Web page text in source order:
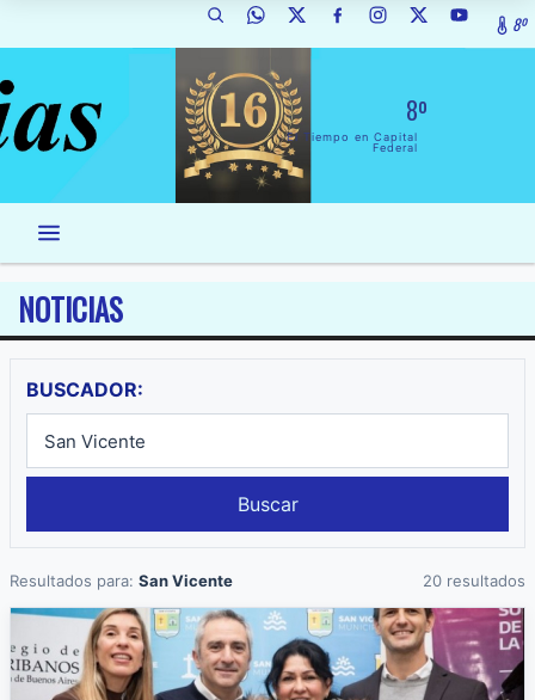
8º
8º
El Tiempo en Capital
Federal
NOTICIAS
BUSCADOR:
Buscar
Resultados para: San Vicente 20 resultados